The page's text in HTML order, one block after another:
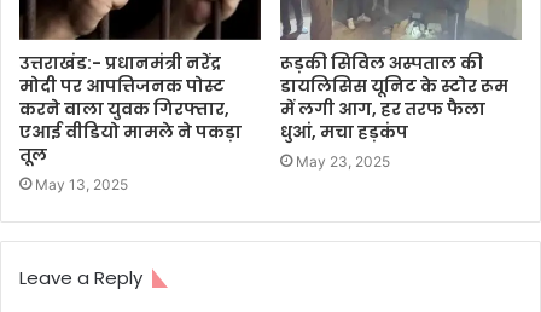
उत्तराखंड:- प्रधानमंत्री नरेंद्र
मोदी पर आपत्तिजनक पोस्ट
करने वाला युवक गिरफ्तार,
एआई वीडियो मामले ने पकड़ा
तूल
May 13, 2025
रूड़की सिविल अस्पताल की
डायलिसिस यूनिट के स्टोर रूम
में लगी आग, हर तरफ फैला
धुआं, मचा हड़कंप
May 23, 2025
Leave a Reply